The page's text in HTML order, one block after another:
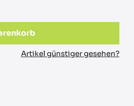
Artikel günstiger gesehen?